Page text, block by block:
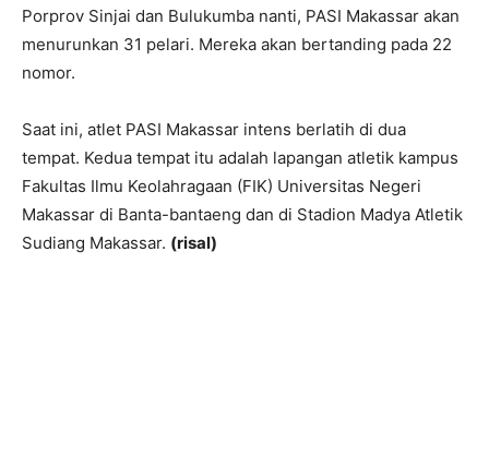
Porprov Sinjai dan Bulukumba nanti, PASI Makassar akan
menurunkan 31 pelari. Mereka akan bertanding pada 22
nomor.
Saat ini, atlet PASI Makassar intens berlatih di dua
tempat. Kedua tempat itu adalah lapangan atletik kampus
Fakultas Ilmu Keolahragaan (FIK) Universitas Negeri
Makassar di Banta-bantaeng dan di Stadion Madya Atletik
Sudiang Makassar. (risal)